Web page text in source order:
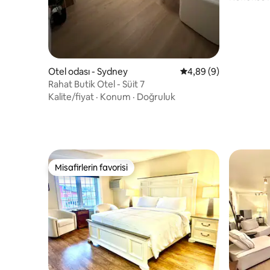
Otel odası - Sydney 5 üzerinden ortalama
4,89 (9)
Rahat Butik Otel - Süit 7
Kalite/fiyat · Konum · Doğruluk
Misafirlerin favorisi
Misafirlerin favorisi